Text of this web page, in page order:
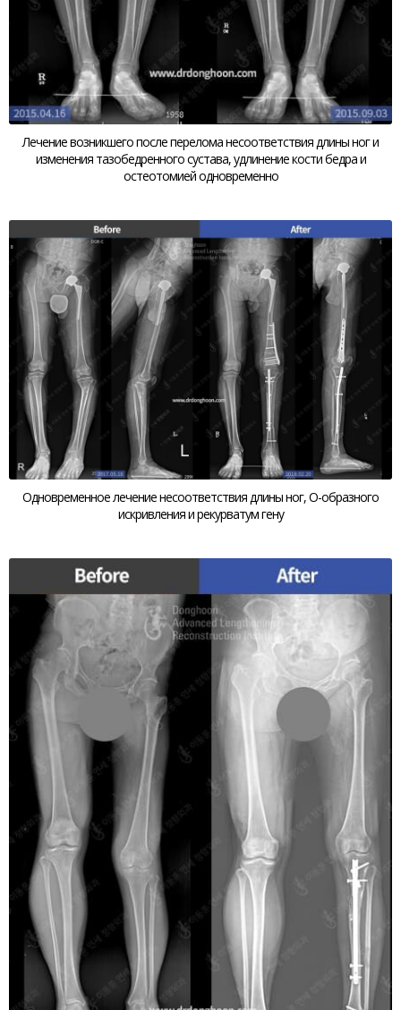
Лечение возникшего после перелома несоответствия длины ног и
изменения тазобедренного сустава, удлинение кости бедра и
остеотомией одновременно
Одновременное лечение несоответствия длины ног, О-образного
искривления и рекурватум гену